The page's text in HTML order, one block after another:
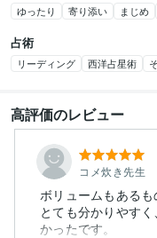
ゆったり 寄り添い まじめ
占術
リーディング 西洋占星術
高評価のレビュー
コメ炊き先生
ボリュームもあるも
とても分かりやす
かったです。